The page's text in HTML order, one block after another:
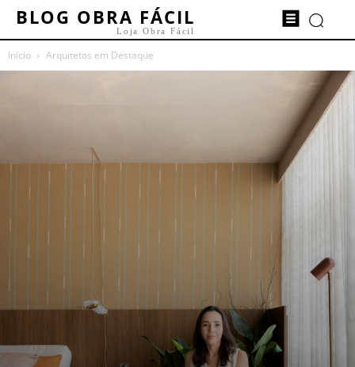
BLOG OBRA FÁCIL
Loja Obra Fácil
Início Arquitetos em Destaque